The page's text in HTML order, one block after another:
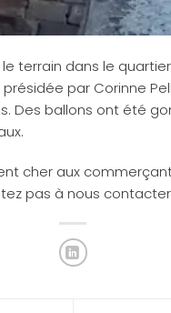
terrain dans le
par Corinne
Des ballons ont été
cher aux
pas à nous